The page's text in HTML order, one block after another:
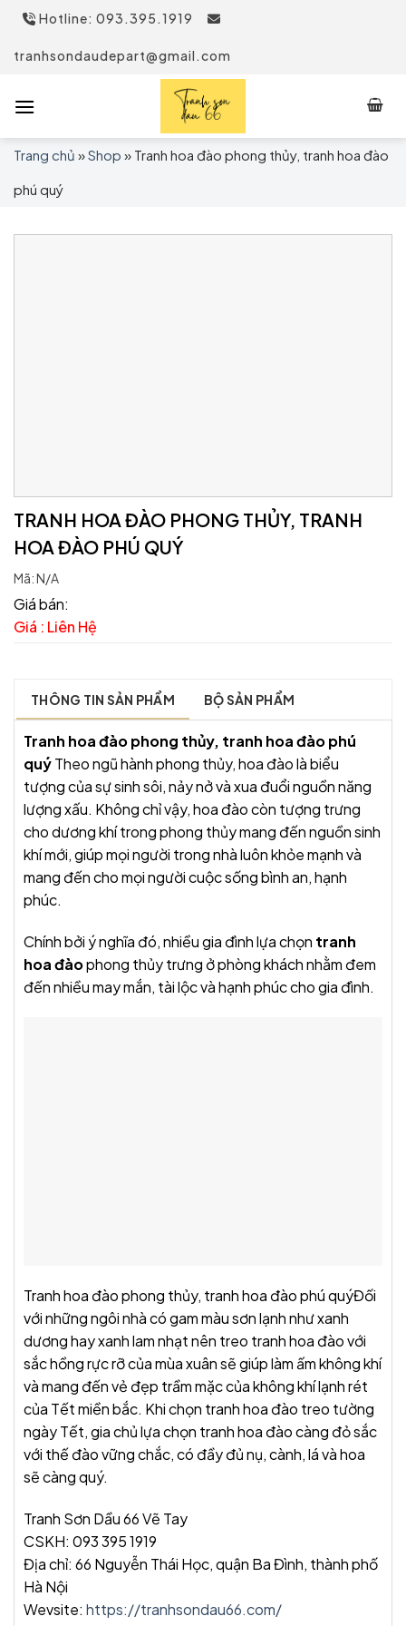
Skip
content
Hotline: 093.395.1919
tranhsondaudepart@gmail.com
Trang chủ »Shop » Tranh hoa đào phong thủy, tranh hoa đào
phú quý
TRANH HOA ĐÀO PHONG THỦY, TRANH
HOA ĐÀO PHÚ QUÝ
Mã:N/A
Giá bán:
Giá : Liên Hệ
THÔNG TIN SẢN PHẨM BỘ SẢN PHẨM
Tranh hoa đào phong thủy, tranh hoa đào phú
quýTheo ngũ hành phong thủy, hoa đào là biểu
tượng của sự sinh sôi, nảy nở và xua đuổi nguồn năng
lượng xấu. Không chỉ vậy, hoa đào còn tượng trưng
cho dương khí trong phong thủy mang đến nguồn sinh
khí mới, giúp mọi người trong nhà luôn khỏe mạnh và
mang đến cho mọi người cuộc sống bình an, hạnh
phúc.
Chính bởi ý nghĩa đó, nhiều gia đình lựa chọn tranh
hoa đàophong thủy trưng ở phòng khách nhằm đem
đến nhiều may mắn, tài lộc và hạnh phúc cho gia đình.
Tranh hoa đào phong thủy, tranh hoa đào phú quýĐối
với những ngôi nhà có gam màu sơn lạnh như xanh
dương hay xanh lam nhạt nên treo tranh hoa đào với
sắc hồng rực rỡ của mùa xuân sẽ giúp làm ấm không khí
và mang đến vẻ đẹp trầm mặc của không khí lạnh rét
của Tết miền bắc. Khi chọn tranh hoa đào treo tường
ngày Tết, gia chủ lựa chọn tranh hoa đào càng đỏ sắc
với thế đào vững chắc, có đầy đủ nụ, cành, lá và hoa
sẽ càng quý.
Tranh Sơn Dầu 66 Vẽ Tay
CSKH: 093 395 1919
Địa chỉ: 66 Nguyễn Thái Học, quận Ba Đình, thành phố
Hà Nội
Wevsite: https://tranhsondau66.com/